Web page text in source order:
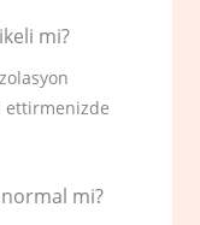
mi?
ettirmenizde
normal mi?